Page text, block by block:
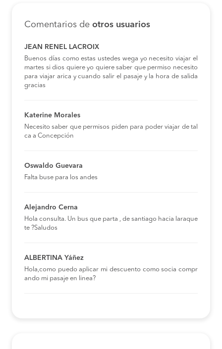
Comentarios de otros usuarios
JEAN RENEL LACROIX
Buenos días como estas ustedes wega yo necesito viajar el
martes si dios quiere yo quiere saber que permiso necesito
para viajar arica y cuando salir el pasaje y la hora de salida
gracias
Katerine Morales
Necesito saber que permisos piden para poder viajar de tal
ca a Concepción
Oswaldo Guevara
Falta buse para los andes
Alejandro Cerna
Hola consulta. Un bus que parta , de santiago hacia laraque
te ?Saludos
ALBERTINA Yáñez
Hola,como puedo aplicar mi descuento como socia compr
ando mi pasaje en linea?